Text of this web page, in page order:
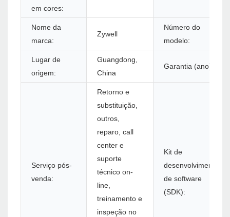
em cores:
Nome da
marca:
Zywell
Número do
modelo:
Lugar de
origem:
Guangdong,
China
Garantia (ano):
Serviço pós-
venda:
Retorno e
substituição,
outros,
reparo, call
center e
suporte
técnico on-
line,
treinamento e
inspeção no
Kit de
desenvolvimento
de software
(SDK):